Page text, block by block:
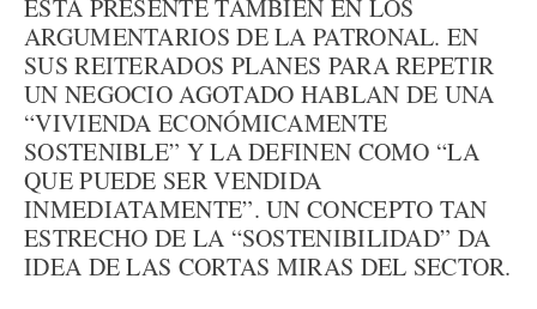
ESTÁ PRESENTE TAMBIÉN EN LOS
ARGUMENTARIOS DE LA PATRONAL. EN
SUS REITERADOS PLANES PARA REPETIR
UN NEGOCIO AGOTADO HABLAN DE UNA
“VIVIENDA ECONÓMICAMENTE
SOSTENIBLE” Y LA DEFINEN COMO “LA
QUE PUEDE SER VENDIDA
INMEDIATAMENTE”. UN CONCEPTO TAN
ESTRECHO DE LA “SOSTENIBILIDAD” DA
IDEA DE LAS CORTAS MIRAS DEL SECTOR.